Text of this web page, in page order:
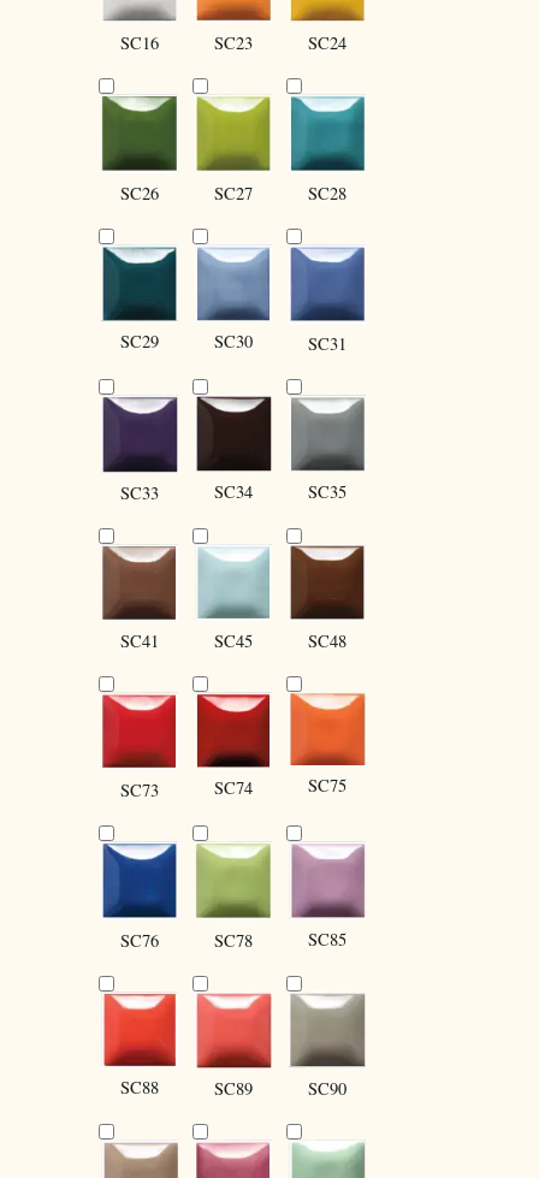
SC16 SC23 SC24
SC26 SC27 SC28
SC29 SC30 SC31
SC33 SC34 SC35
SC41 SC45 SC48
SC73 SC74 SC75
SC76 SC78 SC85
SC88 SC89 SC90